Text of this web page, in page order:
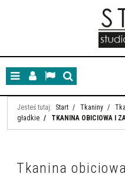
MenuPanelLangSzukaj
Jesteś tutaj: Start / Tkaniny /
gładkie / TKANINA OBICIOWA I
Tkanina